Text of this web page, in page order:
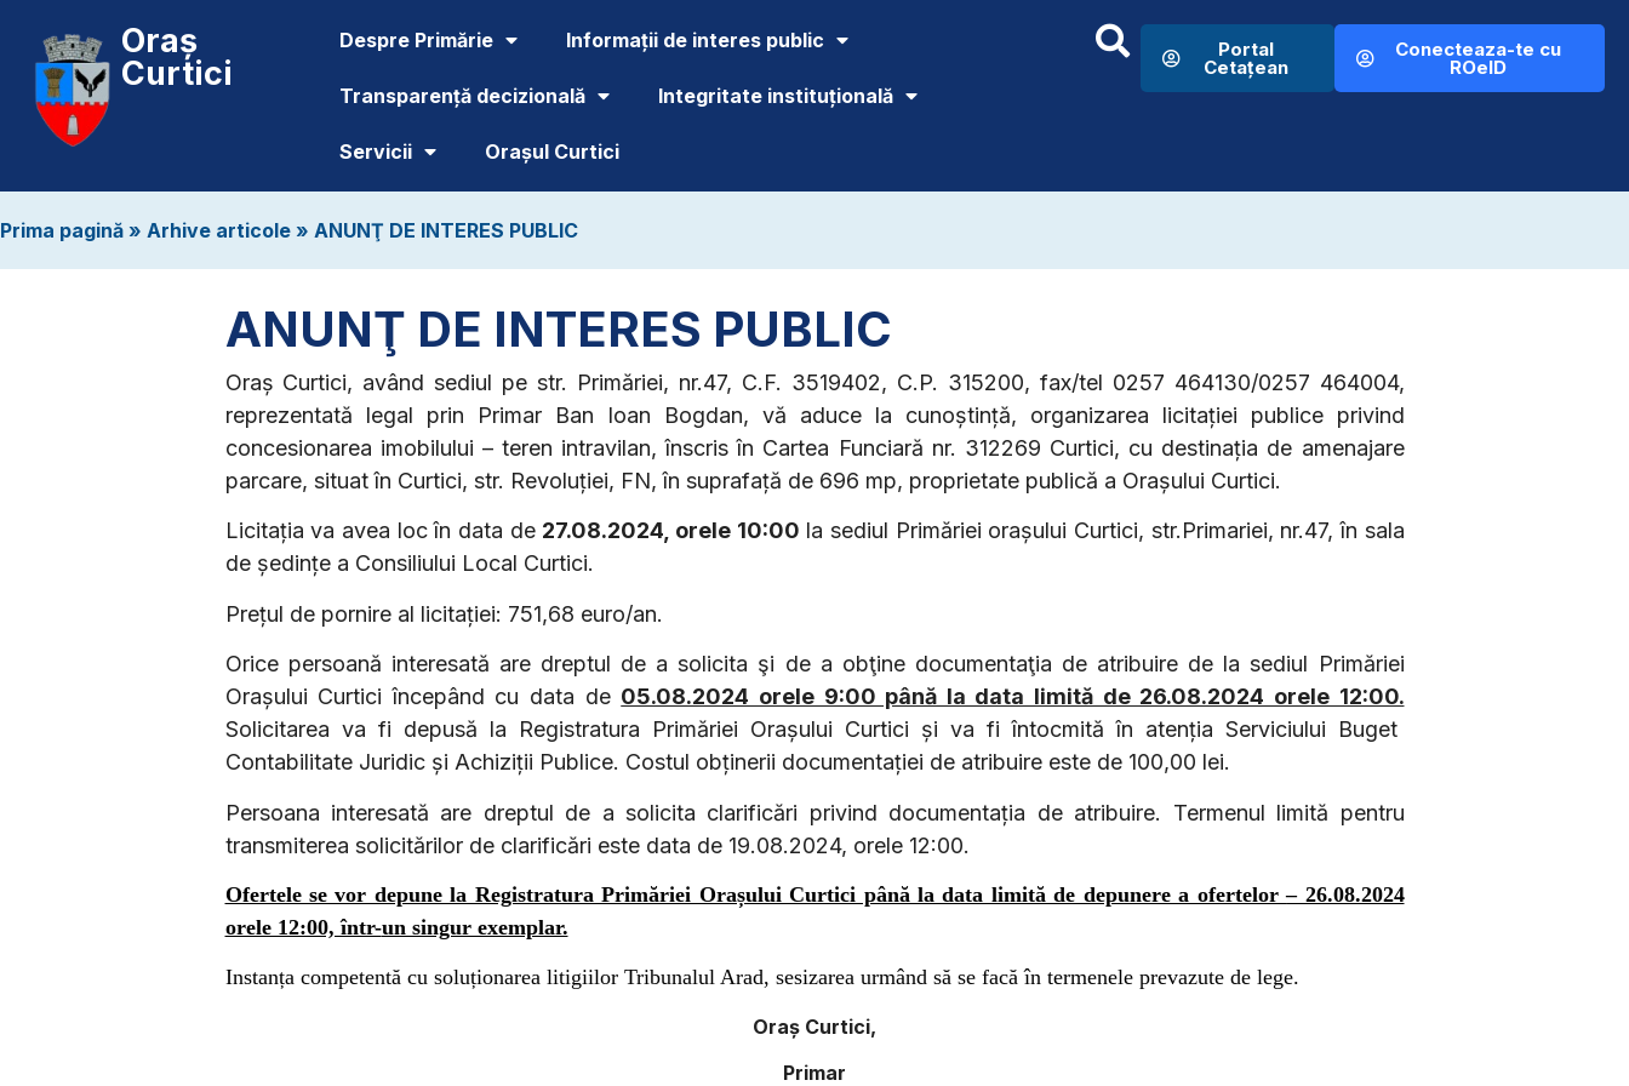
Oraș
Curtici
Despre Primărie Informații de interes public
Transparență decizională Integritate instituțională
Servicii Orașul Curtici
Portal
Cetațean
Conecteaza-te cu
ROeID
Prima pagină » Arhive articole » ANUNŢ DE INTERES PUBLIC
ANUNŢ DE INTERES PUBLIC
Oraș Curtici, având sediul pe str. Primăriei, nr.47, C.F. 3519402, C.P. 315200, fax/tel 0257 464130/0257 464004,
reprezentată legal prin Primar Ban Ioan Bogdan, vă aduce la cunoștință, organizarea licitației publice privind
concesionarea imobilului – teren intravilan, înscris în Cartea Funciară nr. 312269 Curtici, cu destinația de amenajare
parcare, situat în Curtici, str. Revoluției, FN, în suprafață de 696 mp, proprietate publică a Orașului Curtici.
Licitația va avea loc în data de 27.08.2024, orele 10:00 la sediul Primăriei orașului Curtici, str.Primariei, nr.47, în sala
de ședințe a Consiliului Local Curtici.
Prețul de pornire al licitației: 751,68 euro/an.
Orice persoană interesată are dreptul de a solicita şi de a obţine documentaţia de atribuire de lasediul Primăriei
Orașului Curtici începând cu data de 05.08.2024 orele 9:00 până la data limită de 26.08.2024 orele 12:00.
Solicitarea va fi depusă la Registratura Primăriei Orașului Curtici și va fi întocmită în atenția Serviciului Buget
Contabilitate Juridic și Achiziții Publice. Costul obținerii documentației de atribuire este de 100,00 lei.
Persoana interesată are dreptul de a solicita clarificări privind documentaţia de atribuire. Termenul limită pentru
transmiterea solicitărilor de clarificări este data de 19.08.2024, orele 12:00.
Ofertele se vor depune la Registratura Primăriei Orașului Curtici până la data limită de depunere a ofertelor– 26.08.2024
orele 12:00, într-un singur exemplar.
Instanța competentă cu soluționarea litigiilor Tribunalul Arad, sesizarea urmând să se facă în termenele prevazute de lege.
Oraș Curtici,
Primar